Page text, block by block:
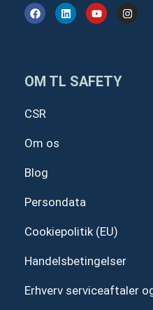
F
a
c
k
L
i
n
n
Y
o
u
I
n
s
OM TL SAFETY
CSR
Om os
Blog
Persondata
Cookiepolitik (EU)
Handelsbetingelser
Erhverv serviceaftaler